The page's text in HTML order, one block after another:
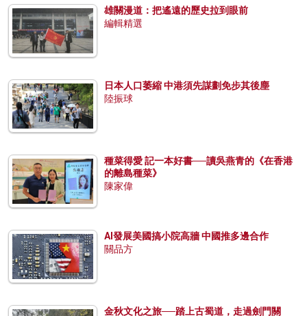
雄關漫道：把遙遠的歷史拉到眼前
編輯精選
日本人口萎縮 中港須先謀劃免步其後塵
陸振球
種菜得愛 記一本好書──讀吳燕青的《在香港
的離島種菜》
陳家偉
AI發展美國搞小院高牆 中國推多邊合作
關品方
金秋文化之旅──踏上古蜀道，走過劍門關